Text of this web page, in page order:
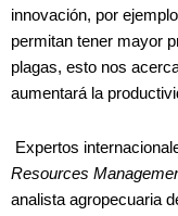
innovación, por
permitan tener mayor
plagas, esto nos
aumentará la
Expertos
Resources
analista agropecuaria